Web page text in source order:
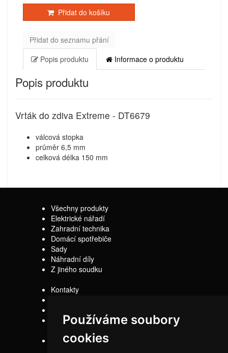
Používáme soubory
cookies
Přidat do košíku
Přidat do seznamu přání
Popis produktu
Informace o produktu
Popis produktu
Vrták do zdiva Extreme - DT6679
válcová stopka
průměr 6,5 mm
celková délka 150 mm
Všechny produkty
Elektrické nářadí
Zahradní technika
Domácí spotřebiče
Sady
Náhradní díly
Z jiného soudku
Kontakty
Obchodní
Reklamační řád